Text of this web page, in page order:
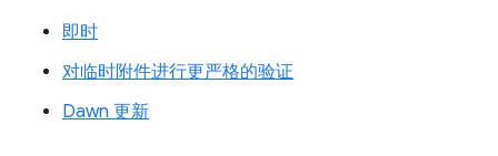
即时
对临时附件进行更严格的验证
Dawn 更新